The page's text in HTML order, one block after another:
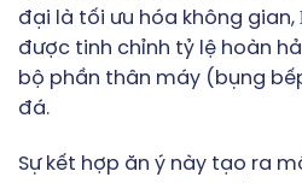
đại là tối ưu hóa không gian,
được tinh chỉnh tỷ lệ hoàn
bộ phần thân máy (bụng
đá.
Sự kết hợp ăn ý này tạo ra